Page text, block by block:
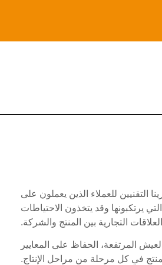
للعملاء الذين يعملون على
يرتكبونها وقد يتخذون الاحتياطات
التجارية بين المنتج والشركة.
المرتفعة، الحفاظ على المعايير
في كل مرحلة من مراحل الإنتاج.